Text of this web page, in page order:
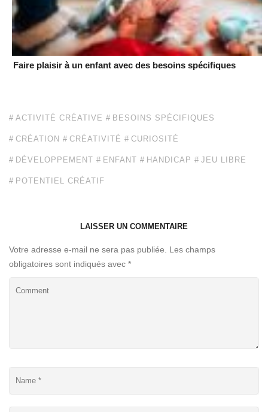
Faire plaisir à un enfant avec des besoins spécifiques
ACTIVITÉ CRÉATIVE BESOINS SPÉCIFIQUES
CRÉATION CRÉATIVITÉ CURIOSITÉ
DÉVELOPPEMENT ENFANT HANDICAP JEU LIBRE
POTENTIEL CRÉATIF
LAISSER UN COMMENTAIRE
Votre adresse e-mail ne sera pas publiée.
Les champs
obligatoires sont indiqués avec *